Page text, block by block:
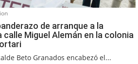
de arranque a la
Miguel Alemán en la colonia
Beto Granados encabezó el...